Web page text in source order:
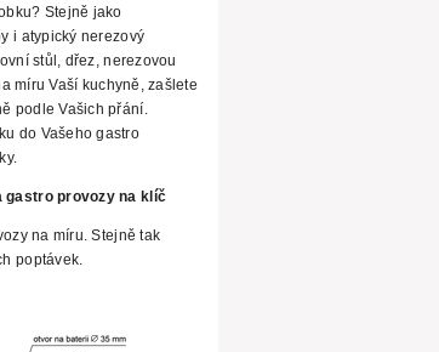
Stejně jako
i atypický nerezový
stůl, dřez, nerezovou
míru Vaší kuchyně, zašlete
podle Vašich přání.
do Vašeho gastro
gastro provozy na klíč
na míru. Stejně tak
poptávek.